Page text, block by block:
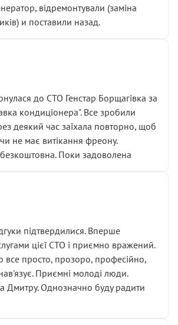
відремонтували (заміна
и поставили назад.
до СТО Генстар Борщагівка за
кондиціонера". Все зробили
деякий час заїхала повторно, щоб
не має витікання фреону.
Поки задоволена
підтвердилися. Вперше
цієї СТО і приємно вражений.
все просто, прозоро, професійно,
Приємні молоді люди.
Дмитру. Однозначно буду радити